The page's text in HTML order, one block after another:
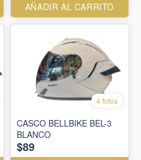
AÑADIR AL CARRITO
4 fotos
CASCO BELLBIKE BEL-3
BLANCO
$89